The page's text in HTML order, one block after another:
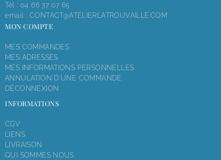
Tél : 04 66 37 07 65
email : CONTACT@ATELIERLATROUVAILLE.COM
MON COMPTE
MES COMMANDES
MES ADRESSES
MES INFORMATIONS PERSONNELLES
ANNULATION D'UNE COMMANDE
DÉCONNEXION
INFORMATIONS
CGV
LIENS
LIVRAISON
QUI SOMMES NOUS